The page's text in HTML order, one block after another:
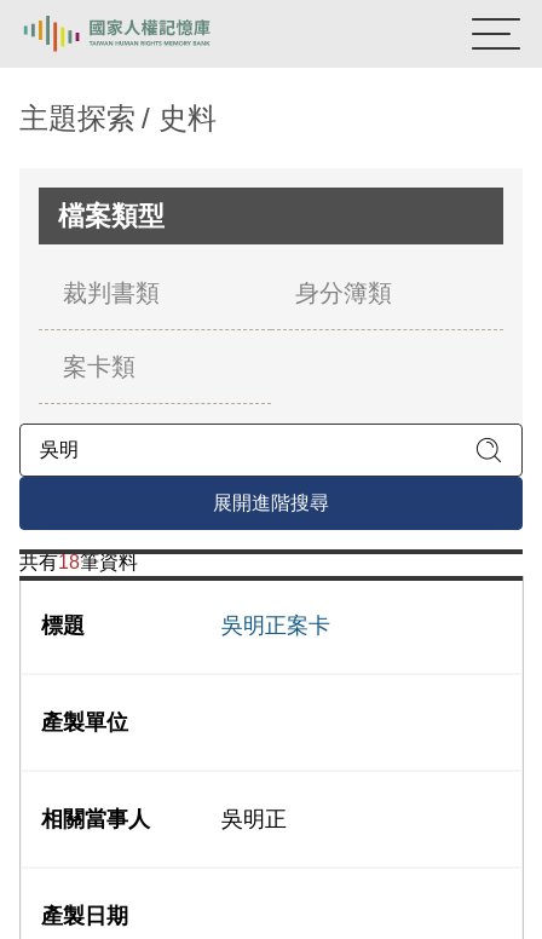
新生訓導處
關於我們
意見信箱
主題探索 史料
檔案類型
裁判書類 身分簿類
案卡類
展開進階搜尋
共有18筆資料
吳明正案卡
吳明正